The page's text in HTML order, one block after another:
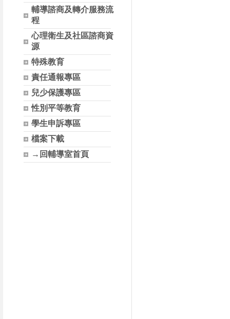
輔導諮商及轉介服務流
程
心理衛生及社區諮商資
源
特殊教育
責任通報專區
兒少保護專區
性別平等教育
學生申訴專區
檔案下載
→回輔導室首頁